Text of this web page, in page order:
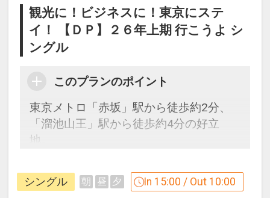
観光に！ビジネスに！東京にステ
イ！ 【ＤＰ】２６年上期 行こうよ シ
ングル
このプランのポイント
東京メトロ「赤坂」駅から徒歩約2分、
「溜池山王」駅から徒歩約4分の好立
地。
JR西日本グループが運営するホテルチェ
ーン♪
シングル 朝 昼 夕 In 15:00 / Out 10:00